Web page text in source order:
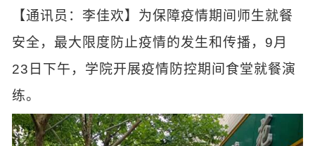
【通讯员：李佳欢】为保障疫情期间师生就餐
安全，最大限度防止疫情的发生和传播，9月
23日下午，学院开展疫情防控期间食堂就餐演
练。